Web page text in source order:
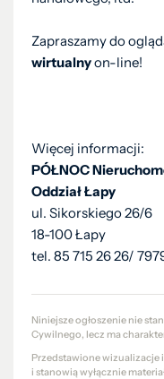
Zapraszamy do
wirtualnyon-line!
Więcej informacji:
PÓŁNOC
Oddział Łapy
ul. Sikorskiego 26/6
18-100 Łapy
tel. 85 715 26 26/
Niniejsze ogłoszenie nie
Cywilnego, lecz ma
Przedstawione wizualizacje
i stanowią wyłącznie